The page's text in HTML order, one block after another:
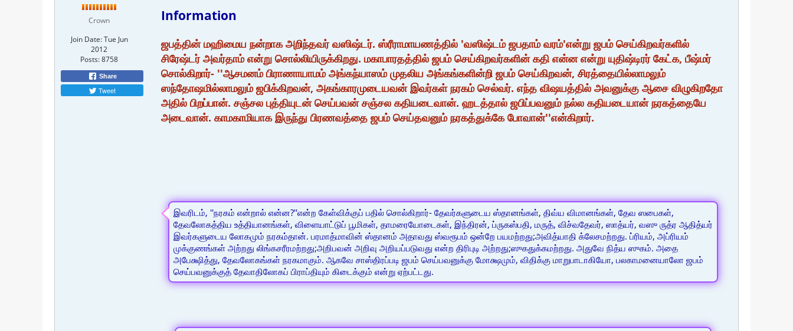
Crown
Join Date: Tue Jun
2012
Posts:8758
Share
Tweet
Information
ஜபத்தின் மஹிமைய நன்றாக அறிந்தவர் வஸிஷ்டர். ஸ்ரீராமாயணத்தில் 'வஸிஷ்டம் ஜபதாம் வரம்'என்று ஜபம் செய்கிறவர்களில்
சிரேஷ்டர் அவர்தாம் என்று சொல்லியிருக்கிறது. மகாபாரதத்தில் ஜபம் செய்கிறவர்களின் கதி என்ன என்று யுதிஷ்டிரர் கேட்க, பீஷ்மர்
சொல்கிறார்- ''ஆசமனம் பிராணாயாமம் அங்கந்யாஸம் முதலிய அங்கங்களின்றி ஜபம் செய்கிறவன், சிரத்தையில்லாமலும்
ஸந்தோஷமில்லாமலும் ஜபிக்கிறவன், அகங்காரமுடையவன் இவர்கள் நரகம் செல்வர். எந்த விஷயத்தில் அவனுக்கு ஆசை விழுகிறதோ
அதில் பிறப்பான். சஞ்சல புத்தியுடன் செய்பவன் சஞ்சல கதியடைவான். ஹடத்தால் ஜபிப்பவனும் நல்ல கதியடையான் நரகத்தையே
அடைவான். காமகாமியாக இருந்து பிரணவத்தை ஜபம் செய்தவனும் நரகத்துக்கே போவான்''என்கிறார்.
இவரிடம், ''நரகம் என்றால் என்ன?''என்ற கேள்விக்குப் பதில் சொல்கிறார்- தேவர்களுடைய ஸ்தானங்கள், திவ்ய விமானங்கள், தேவ ஸபைகள்,
தேவலோகத்திய உத்தியானங்கள், விளையாட்டுப் பூமிகள், தாமரையோடைகள், இந்திரன், ப்ருகஸ்பதி, மருத், விச்வதேவர், ஸாத்யர், வஸு ருத்ர ஆதித்யர்
இவர்களுடைய லோகமும் நரகம்தான். பரமாத்மாவின் ஸ்தானம் அதாவது ஸ்வரூபம் ஒன்றே பயமற்றது;அவித்யாதி க்லேசமற்றது. ப்ரியம், அப்ரியம்
முக்குணங்கள் அற்றது லிங்கசரீரமற்றது;அறிபவன் அறிவு அறியப்படுவது என்ற திரிபுடி அற்றது;ஸுகதுக்கமற்றது. அதுவே நித்ய ஸுகம். அதை
அபேக்ஷித்து, தேவலோகங்கள் நரகமாகும். ஆகவே சாஸ்திரப்படி ஜபம் செய்பவனுக்கு மோக்ஷமும், விதிக்கு மாறுபாடாகியோ, பலகாமனையாலோ ஜபம்
செய்பவனுக்குத் தேவாதிலோகப் பிராப்தியும் கிடைக்கும் என்று ஏற்பட்டது.